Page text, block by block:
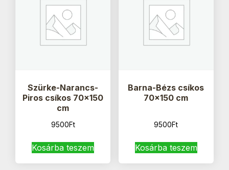
Szürke-Narancs-
Piros csíkos 70×150
cm
9500Ft
Kosárba teszem
Barna-Bézs csíkos
70×150 cm
9500Ft
Kosárba teszem